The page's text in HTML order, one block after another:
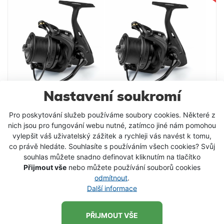
Nastavení soukromí
Pro poskytování služeb používáme soubory cookies. Některé z
nich jsou pro fungování webu nutné, zatímco jiné nám pomohou
vylepšit váš uživatelský zážitek a rychleji vás navést k tomu,
co právě hledáte. Souhlasíte s používáním všech cookies? Svůj
souhlas můžete snadno definovat kliknutím na tlačítko
Přijmout vše nebo můžete používání souborů cookies
odmítnout.
Další informace
PŘIJMOUT VŠE
5,2:1 Počet ložisek: 2 velikost: 40
Harton naviják Addict FD 6000 Akce 1+1 + 2
x náhradní cívka
Novinkou pro letošní rok je pokračování velmi
úspěšné řady navijáku Addict. Harton Addict 6000
FD, kaprový naviják s přední brzdou je díky své
kompaktní velikosti předurčený k použití na kratších